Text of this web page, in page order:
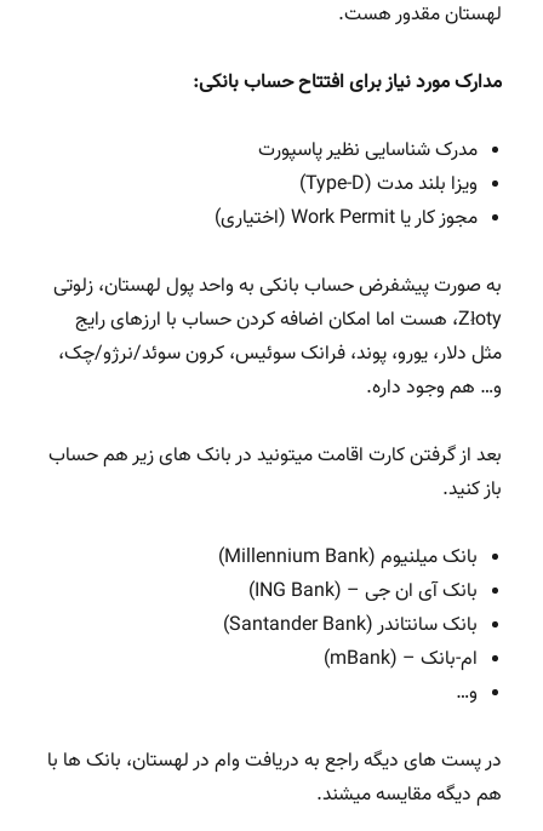
لهستان مقدور هست.
مدارک مورد نیاز برای افتتاح حساب بانکی:
مدرک شناسایی نظیر پاسپورت
ویزا بلند مدت (Type-D)
مجوز کار یا Work Permit (اختیاری)
به صورت پیشفرض حساب بانکی به واحد پول لهستان، زلوتی
Złoty، هست اما امکان اضافه کردن حساب با ارزهای رایج
مثل دلار، یورو، پوند، فرانک سوئیس، کرون سوئد/نرژو/چک،
و… هم وجود داره.
بعد از گرفتن کارت اقامت میتونید در بانک های زیر هم حساب
باز کنید.
بانک میلنیوم (Millennium Bank)
بانک آی ان جی – (ING Bank)
بانک سانتاندر (Santander Bank)
ام-بانک – (mBank)
و…
در پست های دیگه راجع به دریافت وام در لهستان، بانک ها با
هم دیگه مقایسه میشند.